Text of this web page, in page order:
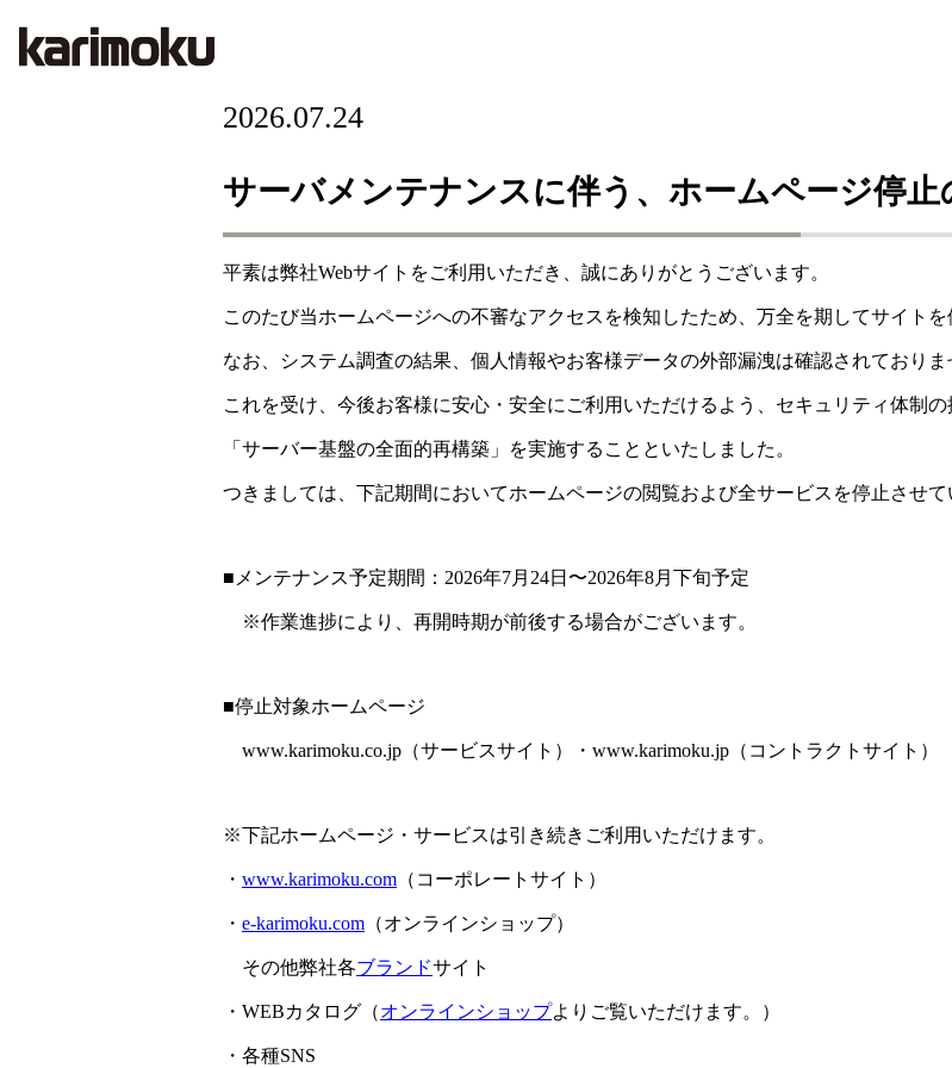
2026.07.24
サーバメンテナンスに伴う、ホームページ停止
平素は弊社Webサイトをご利用いただき、誠にありがとうございます。
このたび当ホームページへの不審なアクセスを検知したため、万全を期してサイトを
なお、システム調査の結果、個人情報やお客様データの外部漏洩は確認されておりま
これを受け、今後お客様に安心・安全にご利用いただけるよう、セキュリティ体制
「サーバー基盤の全面的再構築」を実施することといたしました。
つきましては、下記期間においてホームページの閲覧および全サービスを停止させて
■メンテナンス予定期間：2026年7月24日〜2026年8月下旬予定
※作業進捗により、再開時期が前後する場合がございます。
■停止対象ホームページ
www.karimoku.co.jp（サービスサイト）・www.karimoku.jp（コントラクトサイト）
※下記ホームページ・サービスは引き続きご利用いただけます。
・ www.karimoku.com （コーポレートサイト）
・ e-karimoku.com （オンラインショップ）
その他弊社各ブランドサイト
・WEBカタログ（オンラインショップよりご覧いただけます。）
・各種SNS